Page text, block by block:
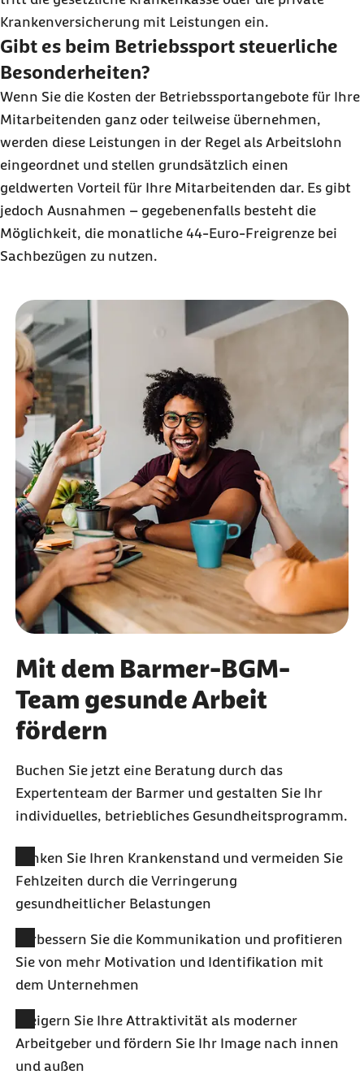
Krankenversicherung mit Leistungen ein.
Gibt es beim Betriebssport steuerliche
Besonderheiten?
Wenn Sie die Kosten der Betriebssportangebote für Ihre
Mitarbeitenden ganz oder teilweise übernehmen,
werden diese Leistungen in der Regel als Arbeitslohn
eingeordnet und stellen grundsätzlich einen
geldwerten Vorteil für Ihre Mitarbeitenden dar. Es gibt
jedoch Ausnahmen – gegebenenfalls besteht die
Möglichkeit, die monatliche 44-Euro-Freigrenze bei
Sachbezügen zu nutzen.
Mit dem Barmer-BGM-
Team gesunde Arbeit
fördern
Buchen Sie jetzt eine Beratung durch das
Expertenteam der Barmer und gestalten Sie Ihr
individuelles, betriebliches Gesundheitsprogramm.
Senken Sie Ihren Krankenstand und vermeiden Sie
Fehlzeiten durch die Verringerung
gesundheitlicher Belastungen
Verbessern Sie die Kommunikation und profitieren
Sie von mehr Motivation und Identifikation mit
dem Unternehmen
Steigern Sie Ihre Attraktivität als moderner
Arbeitgeber und fördern Sie Ihr Image nach innen
und außen